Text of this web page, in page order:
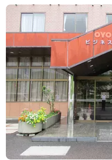
ューも毎晩行ないます。